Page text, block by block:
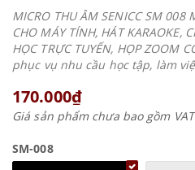
MICRO THU ÂM SENICC SM 008
CHO MÁY TÍNH, HÁT KARAOKE,
HỌC TRỰC TUYẾN, HỌP ZOOM
phục vụ nhu cầu học tập, làm
170.000₫
Giá sản phẩm chưa bao gồm VAT
SM-008